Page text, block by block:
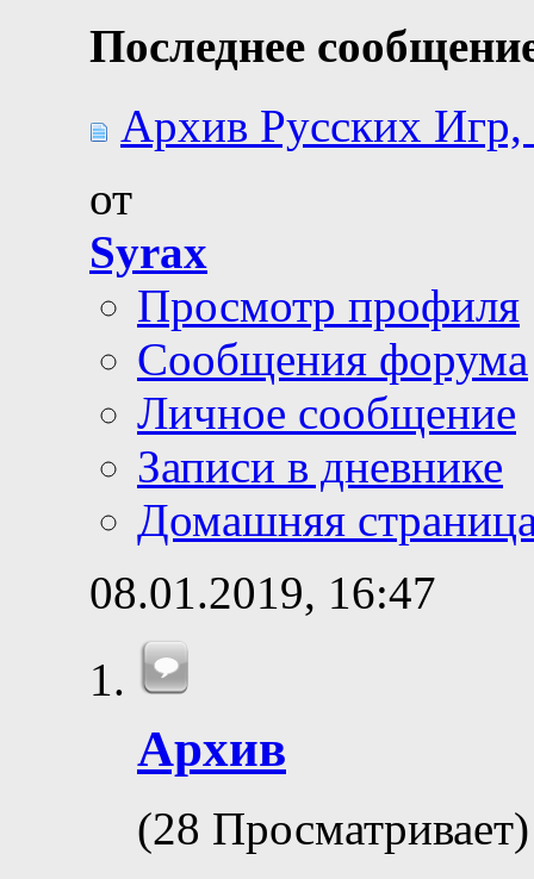
Последнее
Архив Русских Игр,
от
Syrax
Просмотр профиля
Сообщения форума
Личное сообщение
Записи в дневнике
Домашняя
08.01.2019, 16:47
Архив
(28 Просматривает)